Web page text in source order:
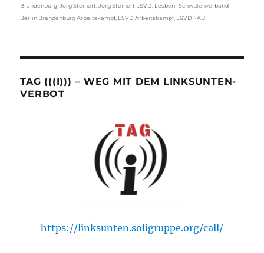
Brandenburg ,Jörg Steinert ,Jörg Steinert LSVD Lesben- Schwulenverband
Berlin Brandenburg Arbeitskampf, LSVD Arbeitskampf, LSVD FAU
TAG (((I))) – WEG MIT DEM LINKSUNTEN-
VERBOT
https://linksunten.soligruppe.org/call/